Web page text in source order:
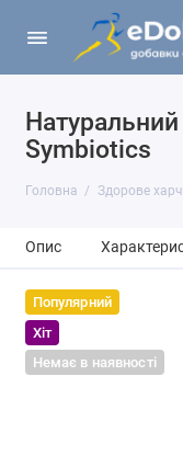
Symbiotics
Головна Здорове
Опис
Популярний
Хіт
Немає в наявності